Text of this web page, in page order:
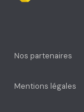
Nos partenaires
Mentions légales